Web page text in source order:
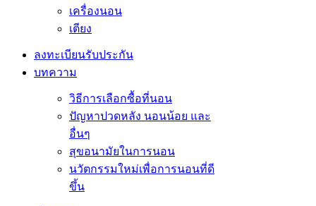
เครื่องนอน
เตียง
ลงทะเบียนรับประกัน
บทความ
วิธีการเลือกซื้อที่นอน
ปัญหาปวดหลัง นอนน้อย และ
อื่นๆ
สุขอนามัยในการนอน
นวัตกรรมใหม่เพื่อการนอนที่ดี
ขึ้น